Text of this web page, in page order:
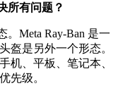
所有问题？
Meta Ray-Ban 是一
盔是另外一个形态。
机、平板、笔记本、
先级。